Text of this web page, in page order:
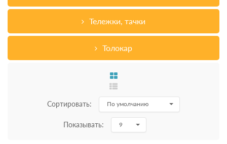
Тележки, тачки
Толокар
Сортировать: По умолчанию
Показывать: 9